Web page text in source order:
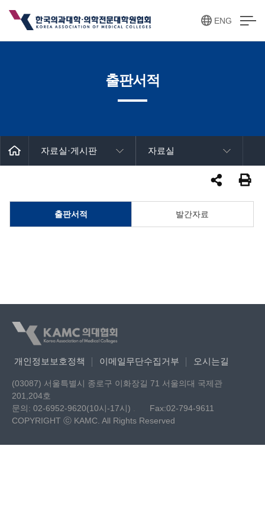
ENG
출판서적
자료실·게시판 자료실
출판서적 발간자료
개인정보보호정책 이메일무단수집거부 오시는길
(03087) 서울특별시 종로구 이화장길 71 서울의대 국제관
201,204호
문의: 02-6952-9620(10시-17시)
Fax:02-794-9611
COPYRIGHT ⓒ KAMC. All Rights Reserved